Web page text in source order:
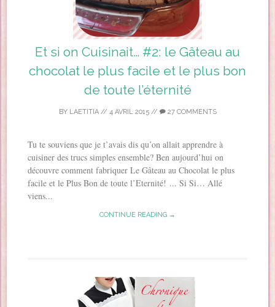
Et si on Cuisinait… #2: le Gâteau au
chocolat le plus facile et le plus bon
de toute l’éternité
BY LAETITIA// 4 AVRIL 2015// 27 COMMENTS
Tu te souviens que je t’avais dis qu’on allait apprendre à
cuisiner des trucs simples ensemble? Ben aujourd’hui on
découvre comment fabriquer Le Gâteau au Chocolat le plus
facile et le Plus Bon de toute l’Eternité! ... Si Si… Allé
viens...
CONTINUE READING →